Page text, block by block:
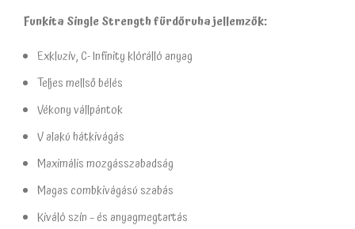
Funkita Single Strength fürdőruha jellemzők:
Exkluzív, C- Infinity klórálló anyag
Teljes mellső bélés
Vékony vállpántok
V alakú hátkivágás
Maximális mozgásszabadság
Magas combkivágású szabás
Kiváló szín – és anyagmegtartás